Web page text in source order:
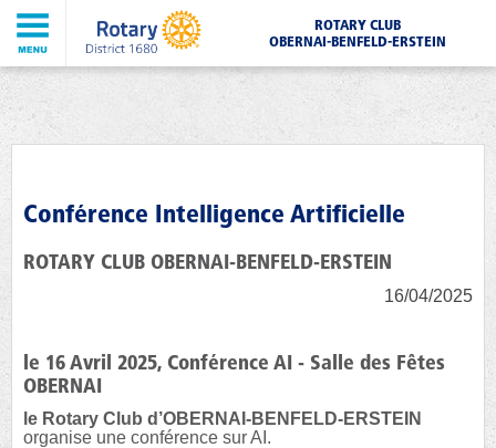
ROTARY CLUB
OBERNAI-BENFELD-ERSTEIN
Conférence Intelligence Artificielle
ROTARY CLUB OBERNAI-BENFELD-ERSTEIN
16/04/2025
le 16 Avril 2025, Conférence AI - Salle des Fêtes
OBERNAI
le Rotary Club d’OBERNAI-BENFELD-ERSTEIN
organise une conférence sur AI.